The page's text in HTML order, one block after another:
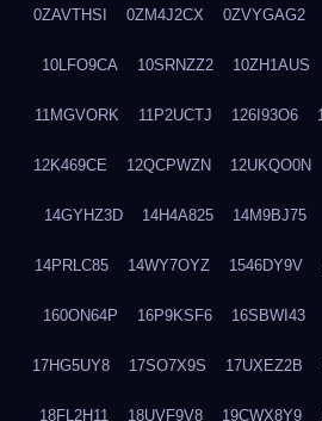
0ZAVTHSI 0ZM4J2CX 0ZVYGAG2
10LFO9CA 10SRNZZ2 10ZH1AUS
11MGVORK 11P2UCTJ 126I93O6
12K469CE 12QCPWZN 12UKQO0N
14GYHZ3D 14H4A825 14M9BJ75
14PRLC85 14WY7OYZ 1546DY9V
160ON64P 16P9KSF6 16SBWI43
17HG5UY8 17SO7X9S 17UXEZ2B
18FL2H11 18UVF9V8 19CWX8Y9